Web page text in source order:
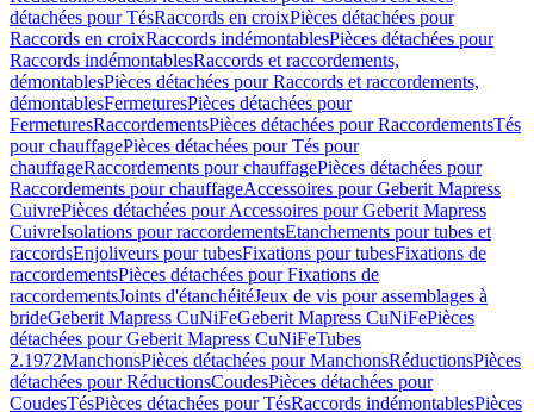
détachées pour TésRaccords en croixPièces détachées pour
Raccords en croixRaccords indémontablesPièces détachées pour
Raccords indémontablesRaccords et raccordements,
démontablesPièces détachées pour Raccords et raccordements,
démontablesFermeturesPièces détachées pour
FermeturesRaccordementsPièces détachées pour RaccordementsTés
pour chauffagePièces détachées pour Tés pour
chauffageRaccordements pour chauffagePièces détachées pour
Raccordements pour chauffageAccessoires pour Geberit Mapress
CuivrePièces détachées pour Accessoires pour Geberit Mapress
CuivreIsolations pour raccordementsEtanchements pour tubes et
raccordsEnjoliveurs pour tubesFixations pour tubesFixations de
raccordementsPièces détachées pour Fixations de
raccordementsJoints d'étanchéitéJeux de vis pour assemblages à
brideGeberit Mapress CuNiFeGeberit Mapress CuNiFePièces
détachées pour Geberit Mapress CuNiFeTubes
2.1972ManchonsPièces détachées pour ManchonsRéductionsPièces
détachées pour RéductionsCoudesPièces détachées pour
CoudesTésPièces détachées pour TésRaccords indémontablesPièces